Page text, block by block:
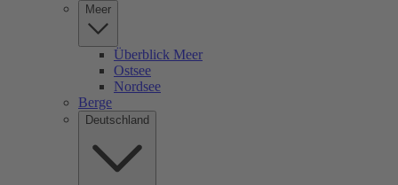
Meer
Überblick Meer
Ostsee
Nordsee
Berge
Deutschland